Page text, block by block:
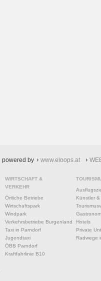
powered by www.eloops.at
WIRTSCHAFT &
VERKEHR
Örtliche Betriebe
Wirtschaftspark
Windpark
Verkehrsbetriebe Burgenland
Taxi in Parndorf
Jugendtaxi
ÖBB Parndorf
Kraftfahrlinie B10
Künstler
Hotels
Private
Radwege